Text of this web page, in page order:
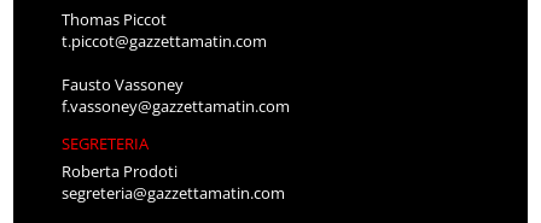
Thomas Piccot
t.piccot@gazzettamatin.com
Fausto Vassoney
f.vassoney@gazzettamatin.com
SEGRETERIA
Roberta Prodoti
segreteria@gazzettamatin.com